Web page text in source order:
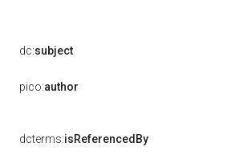
dc:subject
pico:author
dcterms:isReferencedBy